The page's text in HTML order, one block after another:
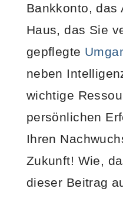
Bankkonto, das
Haus, das Sie
gepflegte
neben
wichtige
persönlichen
Ihren
Zukunft! Wie,
dieser Beitrag